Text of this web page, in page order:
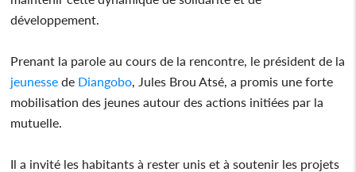
développement.
Prenant la parole au cours de la rencontre, le président de la
jeunesse de Diangobo , Jules Brou Atsé, a promis une forte
mobilisation des jeunes autour des actions initiées par la
mutuelle.
Il a invité les habitants à rester unis et à soutenir les projets